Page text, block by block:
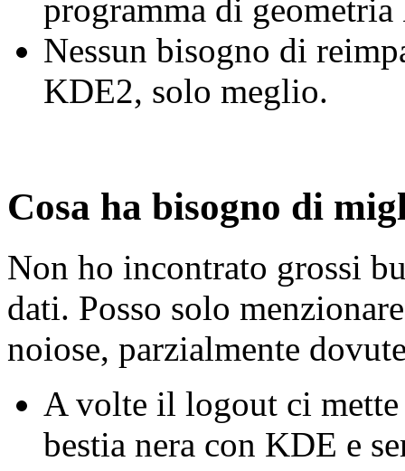
programma di geometria
Nessun bisogno di
KDE2, solo meglio.
Cosa ha bisogno di
Non ho incontrato grossi
dati. Posso solo
noiose, parzialmente
A volte il logout ci mette
bestia nera con KDE e